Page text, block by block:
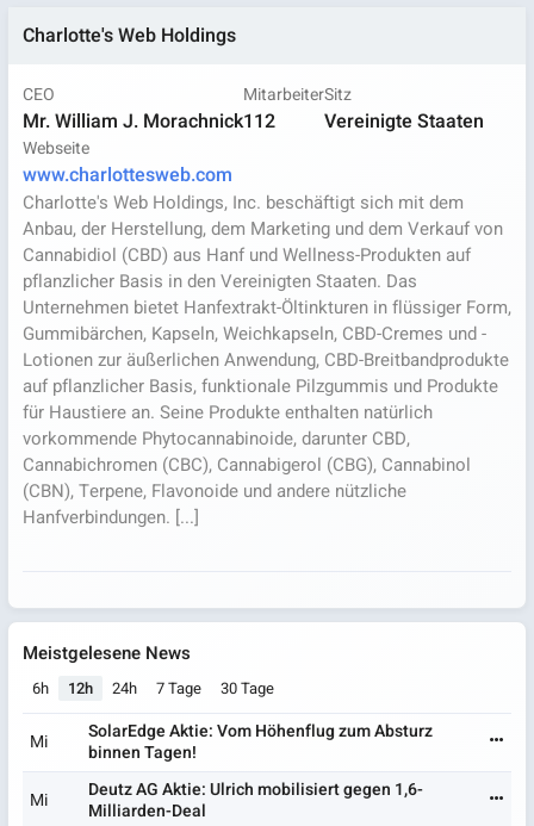
Charlotte's Web Holdings
CEO
Mr. William J. Morachnick
Mitarbeiter
112
Sitz
Vereinigte Staaten
Webseite
www.charlottesweb.com
Charlotte's Web Holdings, Inc. beschäftigt sich mit dem
Anbau, der Herstellung, dem Marketing und dem Verkauf von
Cannabidiol (CBD) aus Hanf und Wellness-Produkten auf
pflanzlicher Basis in den Vereinigten Staaten. Das
Unternehmen bietet Hanfextrakt-Öltinkturen in flüssiger Form,
Gummibärchen, Kapseln, Weichkapseln, CBD-Cremes und -
Lotionen zur äußerlichen Anwendung, CBD-Breitbandprodukte
auf pflanzlicher Basis, funktionale Pilzgummis und Produkte
für Haustiere an. Seine Produkte enthalten natürlich
vorkommende Phytocannabinoide, darunter CBD,
Cannabichromen (CBC), Cannabigerol (CBG), Cannabinol
(CBN), Terpene, Flavonoide und andere nützliche
Hanfverbindungen. [...]
Meistgelesene News
6h 12h 24h 7 Tage 30 Tage
Mi
SolarEdge Aktie: Vom Höhenflug zum Absturz
binnen Tagen!
Mi
Deutz AG Aktie: Ulrich mobilisiert gegen 1,6-
Milliarden-Deal